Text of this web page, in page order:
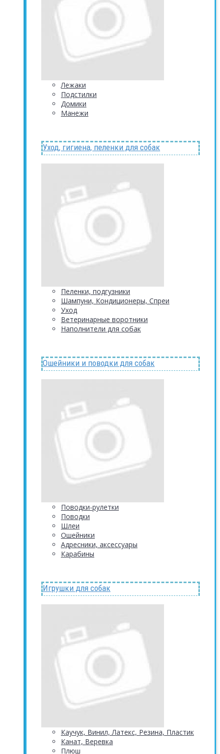
Лежаки
Подстилки
Домики
Манежи
Уход, гигиена, пеленки для собак
Пеленки, подгузники
Шампуни, Кондиционеры, Спреи
Уход
Ветеринарные воротники
Наполнители для собак
Ошейники и поводки для собак
Поводки-рулетки
Поводки
Шлеи
Ошейники
Адресники, аксессуары
Карабины
Игрушки для собак
Каучук, Винил, Латекс, Резина, Пластик
Канат, Веревка
Плюш